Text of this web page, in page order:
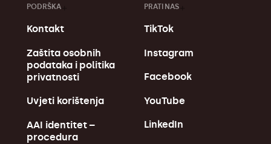
PODRŠKA
Kontakt
Zaštita osobnih
podataka i politika
privatnosti
Uvjeti korištenja
AAI identitet –
procedura
PRATI NAS
TikTok
Instagram
Facebook
YouTube
LinkedIn